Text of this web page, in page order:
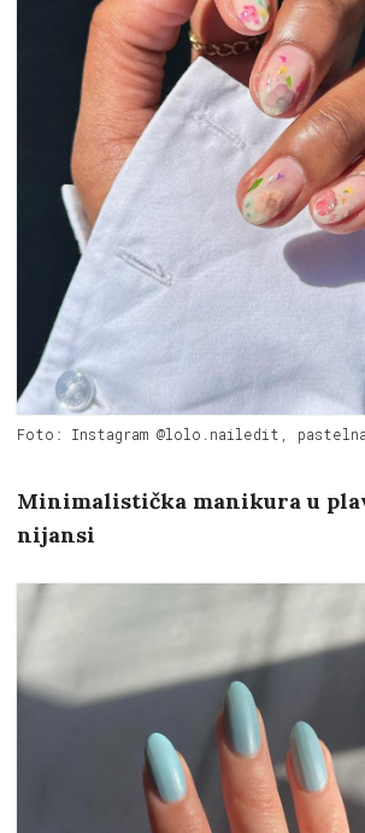
Foto: Instagram @lolo.nailedit, pastelna
Minimalistička manikura u
nijansi